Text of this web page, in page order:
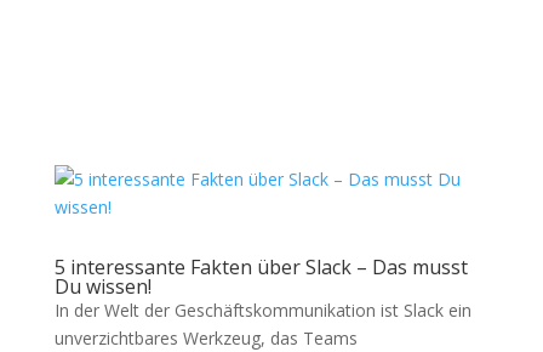
5 interessante Fakten über Slack – Das musst
Du wissen!
In der Welt der Geschäftskommunikation ist Slack ein
unverzichtbares Werkzeug, das Teams